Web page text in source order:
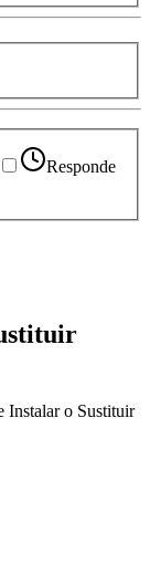
Responde
Instalar o Sustituir